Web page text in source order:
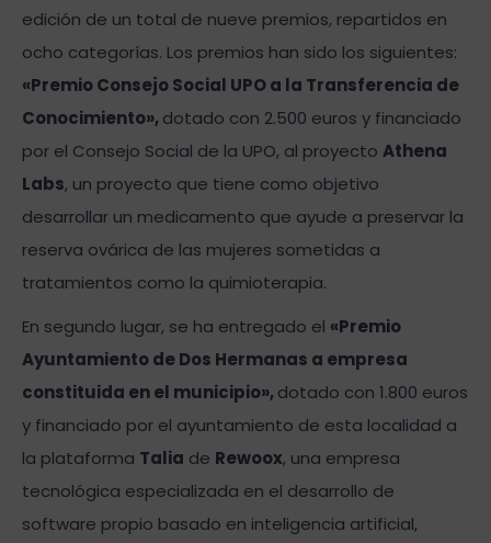
edición de un total de nueve premios, repartidos en
ocho categorías. Los premios han sido los siguientes:
«Premio Consejo Social UPO a la Transferencia de
Conocimiento»,dotado con 2.500 euros y financiado
por el Consejo Social de la UPO, al proyecto Athena
Labs, un proyecto que tiene como objetivo
desarrollar un medicamento que ayude a preservar la
reserva ovárica de las mujeres sometidas a
tratamientos como la quimioterapia.
En segundo lugar, se ha entregado el «Premio
Ayuntamiento de Dos Hermanas a empresa
constituida en el municipio»,dotado con 1.800 euros
y financiado por el ayuntamiento de esta localidad a
la plataforma Talia de Rewoox, una empresa
tecnológica especializada en el desarrollo de
software propio basado en inteligencia artificial,